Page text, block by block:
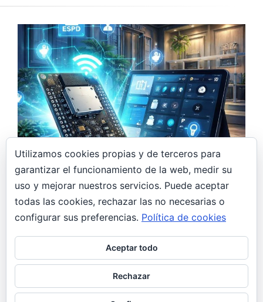
7 abril, 2026
Monitor de CO₂ DIY con ESP32 y Home
Assistant: controla la calidad del aire en
casa
De regalo navideño a proyecto DIY Estas
Navidades, mi hermana se pidió un monitor de
CO₂. Yo, hasta ese momento,…
Utilizamos cookies propias y de terceros para
garantizar el funcionamiento de la web, medir su
uso y mejorar nuestros servicios. Puede aceptar
todas las cookies, rechazar las no necesarias o
configurar sus preferencias. Política de cookies
Aceptar todo
Rechazar